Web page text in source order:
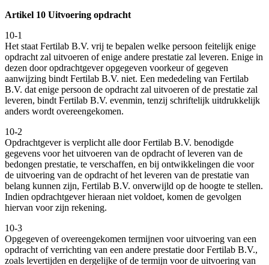
Artikel 10 Uitvoering opdracht
10-1
Het staat Fertilab B.V. vrij te bepalen welke persoon feitelijk enige
opdracht zal uitvoeren of enige andere prestatie zal leveren. Enige in
dezen door opdrachtgever opgegeven voorkeur of gegeven
aanwijzing bindt Fertilab B.V. niet. Een mededeling van Fertilab
B.V. dat enige persoon de opdracht zal uitvoeren of de prestatie zal
leveren, bindt Fertilab B.V. evenmin, tenzij schriftelijk uitdrukkelijk
anders wordt overeengekomen.
10-2
Opdrachtgever is verplicht alle door Fertilab B.V. benodigde
gegevens voor het uitvoeren van de opdracht of leveren van de
bedongen prestatie, te verschaffen, en bij ontwikkelingen die voor
de uitvoering van de opdracht of het leveren van de prestatie van
belang kunnen zijn, Fertilab B.V. onverwijld op de hoogte te stellen.
Indien opdrachtgever hieraan niet voldoet, komen de gevolgen
hiervan voor zijn rekening.
10-3
Opgegeven of overeengekomen termijnen voor uitvoering van een
opdracht of verrichting van een andere prestatie door Fertilab B.V.,
zoals levertijden en dergelijke of de termijn voor de uitvoering van